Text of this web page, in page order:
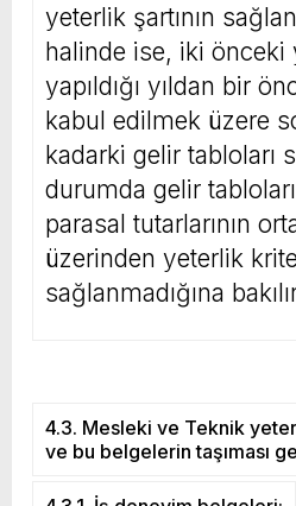
yeterlik şartının
halinde ise, iki önceki
yapıldığı yıldan bir
kabul edilmek üzere
kadarki gelir tabloları
durumda gelir
parasal tutarlarının
üzerinden yeterlik
sağlanmadığına
4.3. Mesleki ve Teknik
ve bu belgelerin taşıması